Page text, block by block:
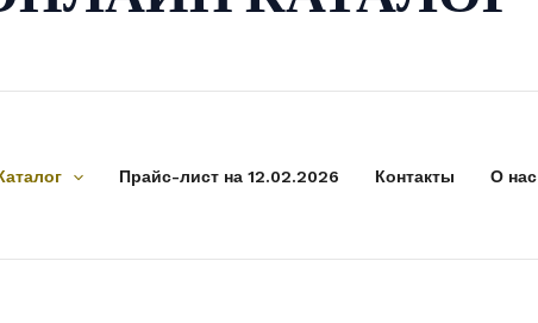
Прайс-лист на 12.02.2026 Контакты О нас